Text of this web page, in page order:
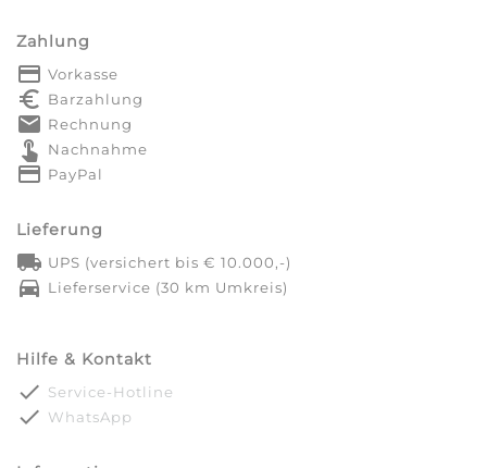
Zahlung
payment Vorkasse
euro_symbol Barzahlung
markunread Rechnung
touch_app Nachnahme
credit_card PayPal
Lieferung
local_shipping UPS (versichert bis € 10.000,-)
directions_car Lieferservice (30 km Umkreis)
Hilfe & Kontakt
done Service-Hotline
done WhatsApp